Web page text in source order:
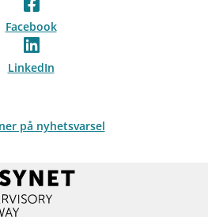
Facebook
LinkedIn
på nyhetsvarsel